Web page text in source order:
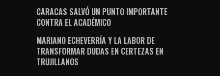
CARACAS SALVÓ UN PUNTO IMPORTANTE
CONTRA EL ACADÉMICO
MARIANO ECHEVERRÍA Y LA LABOR DE
TRANSFORMAR DUDAS EN CERTEZAS EN
TRUJILLANOS